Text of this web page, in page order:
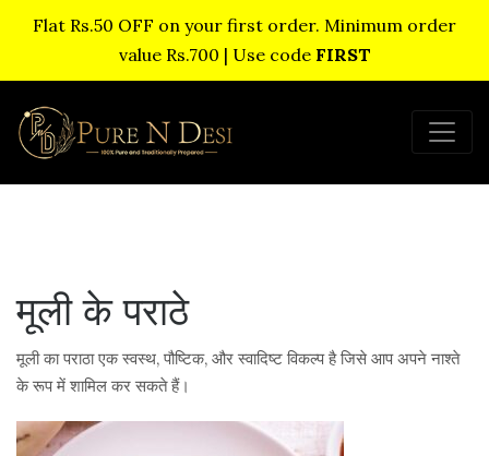
Flat Rs.50 OFF on your first order. Minimum order
value Rs.700 | Use code FIRST
मूली के पराठे
मूली का पराठा एक स्वस्थ, पौष्टिक, और स्वादिष्ट विकल्प है जिसे आप अपने नाश्ते
के रूप में शामिल कर सकते हैं।